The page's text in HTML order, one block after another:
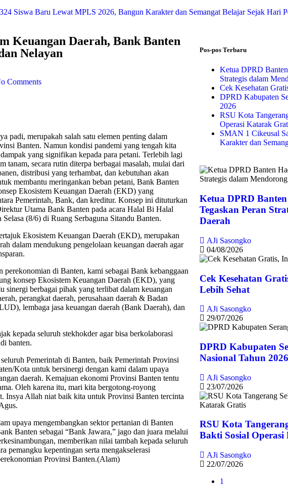
Siswa Baru Lewat MPLS 2026, Bangun Karakter dan Semangat Belajar Sejak Hari
Keuangan Daerah, Bank Banten
Nelayan
Comments
padi, merupakah salah satu elemen penting dalam
Banten. Namun kondisi pandemi yang tengah kita
yang signifikan kepada para petani. Terlebih lagi
tanam, secara rutin diterpa berbagai masalah, mulai dari
distribusi yang terhambat, dan kebutuhan akan
membantu meringankan beban petani, Bank Banten
Ekosistem Keuangan Daerah (EKD) yang
Pemerintah, Bank, dan kreditur. Konsep ini dituturkan
Utama Bank Banten pada acara Halal Bi Halal
(8/6) di Ruang Serbaguna Sitandu Banten.
Ekosistem Keuangan Daerah (EKD), merupakan
dalam mendukung pengelolaan keuangan daerah agar
perekonomian di Banten, kami sebagai Bank kebanggaan
konsep Ekosistem Keuangan Daerah (EKD), yang
sinergi berbagai pihak yang terlibat dalam keuangan
perangkat daerah, perusahaan daerah & Badan
lembaga jasa keuangan daerah (Bank Daerah), dan
kepada seluruh stekhokder agar bisa berkolaborasi
banten.
Pemerintah di Banten, baik Pemerintah Provinsi
Kota untuk bersinergi dengan kami dalam upaya
daerah. Kemajuan ekonomi Provinsi Banten tentu
Oleh karena itu, mari kita bergotong-royong
Insya Allah niat baik kita untuk Provinsi Banten tercinta
upaya mengembangkan sektor pertanian di Banten
Banten sebagai “Bank Jawara,” jago dan juara melalui
memberikan nilai tambah kepada seluruh
pemangku kepentingan serta mengakselerasi
Provinsi Banten.(Alam)
Pos-pos Terbaru
Ketua DPRD
Strategis dalam
Cek Kesehatan
DPRD Kabupaten
2026
RSU Kota
Operasi Katarak
SMAN 1 Cikeusal
Karakter dan
Ketua DPRD
Tegaskan Peran
Daerah
AJi Sasongko
04/08/2026
Cek Kesehatan
Lebih Sehat
AJi Sasongko
29/07/2026
DPRD Kabupaten
Nasional Tahun 2026
AJi Sasongko
23/07/2026
RSU Kota
Bakti Sosial
AJi Sasongko
22/07/2026
1